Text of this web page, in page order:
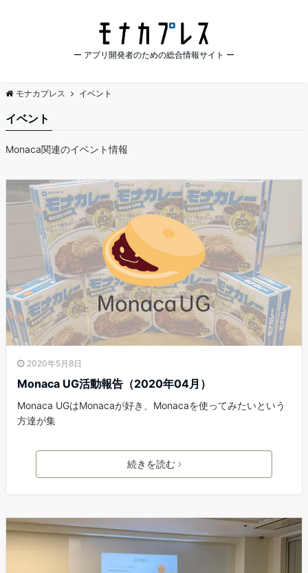
ー アプリ開発者のための総合情報サイト ー
モナカプレス イベント
イベント
Monaca関連のイベント情報
2020年5月8日
Monaca UG活動報告（2020年04月）
Monaca UGはMonacaが好き、Monacaを使ってみたいという
方達が集
続きを読む